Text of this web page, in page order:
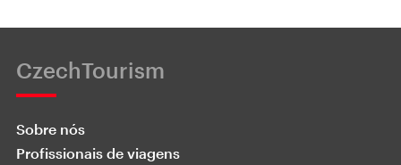
CzechTourism
Sobre nós
Profissionais de viagens